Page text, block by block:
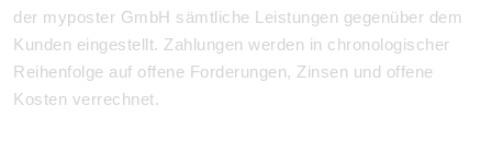
der myposter GmbH sämtliche Leistungen gegenüber dem
Kunden eingestellt. Zahlungen werden in chronologischer
Reihenfolge auf offene Forderungen, Zinsen und offene
Kosten verrechnet.